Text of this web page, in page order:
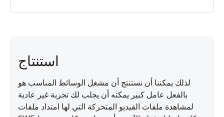
استنتاج
لذلك يمكننا أن نستنتج أن مشغل الوسائط المناسب هو
بالفعل عامل كبير يمكنه أن يجلب لك تجربة غير عادية
لمشاهدة ملفات الفيديو المتحركة التي لها امتداد ملفات